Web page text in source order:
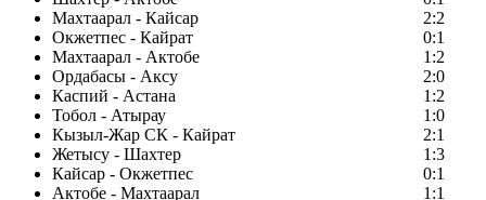
Махтаарал - Кайсар
2:2
Окжетпес - Кайрат
0:1
Махтаарал - Актобе
1:2
Ордабасы - Аксу
2:0
Каспий - Астана
1:2
Тобол - Атырау
1:0
Кызыл-Жар СК - Кайрат
2:1
Жетысу - Шахтер
1:3
Кайсар - Окжетпес
0:1
Актобе - Махтаарал
1:1